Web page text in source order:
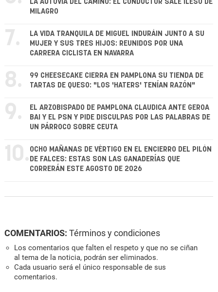
LA AUTOVÍA DEL CAMINO: EL CONDUCTOR SALE ILESO DE
MILAGRO
7.
LA VIDA TRANQUILA DE MIGUEL INDURÁIN JUNTO A SU
MUJER Y SUS TRES HIJOS: REUNIDOS POR UNA
CARRERA CICLISTA EN NAVARRA
8.
99 CHEESECAKE CIERRA EN PAMPLONA SU TIENDA DE
TARTAS DE QUESO: "LOS 'HATERS' TENÍAN RAZÓN"
9.
EL ARZOBISPADO DE PAMPLONA CLAUDICA ANTE GEROA
BAI Y EL PSN Y PIDE DISCULPAS POR LAS PALABRAS DE
UN PÁRROCO SOBRE CEUTA
10. OCHO MAÑANAS DE VÉRTIGO EN EL ENCIERRO DEL PILÓN
DE FALCES: ESTAS SON LAS GANADERÍAS QUE
CORRERÁN ESTE AGOSTO DE 2026
COMENTARIOS: Términos y condiciones
Los comentarios que falten el respeto y que no se ciñan
al tema de la noticia, podrán ser eliminados.
Cada usuario será el único responsable de sus
comentarios.